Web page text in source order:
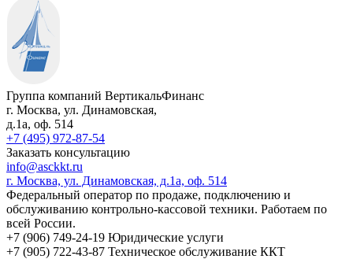
Группа компаний ВертикальФинанс
г. Москва, ул. Динамовская,
д.1а, оф. 514
+7 (495) 972-87-54
Заказать консультацию
info@asckkt.ru
г. Москва, ул. Динамовская, д.1а, оф. 514
Федеральный оператор по продаже, подключению и
обслуживанию контрольно-кассовой техники. Работаем по
всей России.
+7 (906) 749-24-19 Юридические услуги
+7 (905) 722-43-87 Техническое обслуживание ККТ